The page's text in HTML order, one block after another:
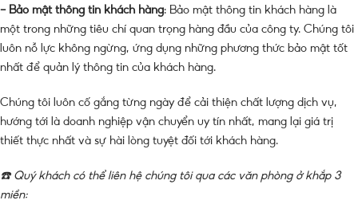
– Bảo mật thông tin khách hàng: Bảo mật thông tin khách hàng là
một trong những tiêu chí quan trọng hàng đầu của công ty. Chúng tôi
luôn nỗ lực không ngừng, ứng dụng những phương thức bảo mật tốt
nhất để quản lý thông tin của khách hàng.
Chúng tôi luôn cố gắng từng ngày để cải thiện chất lượng dịch vụ,
hướng tới là doanh nghiệp vận chuyển uy tín nhất, mang lại giá trị
thiết thực nhất và sự hài lòng tuyệt đối tới khách hàng.
☎️ Quý khách có thể liên hệ chúng tôi qua các văn phòng ở khắp 3
miền: